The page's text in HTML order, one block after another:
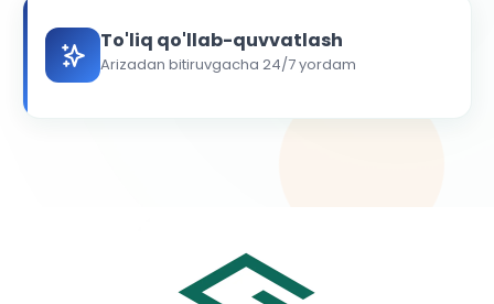
To'liq qo'llab-quvvatlash
Arizadan bitiruvgacha 24/7 yordam